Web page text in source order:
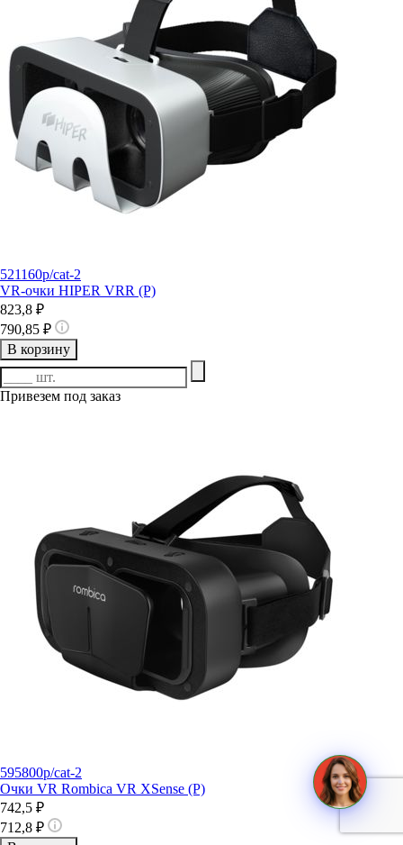
521160p/cat-2
VR-очки HIPER VRR (Р)
823,8 ₽
790,85 ₽
В корзину
Привезем под заказ
595800p/cat-2
Очки VR Rombica VR XSense (Р)
742,5 ₽
712,8 ₽